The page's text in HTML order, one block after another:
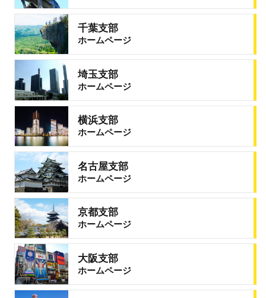
千葉支部
ホームページ
埼玉支部
ホームページ
横浜支部
ホームページ
名古屋支部
ホームページ
京都支部
ホームページ
大阪支部
ホームページ